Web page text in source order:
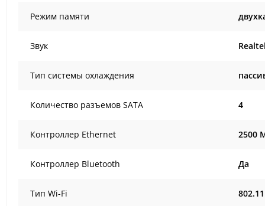
Режим памяти
Звук
Тип системы охлаждения
Количество разъемов SATA 4
Контроллер Ethernet 2500
Контроллер Bluetooth Да
Тип Wi-Fi